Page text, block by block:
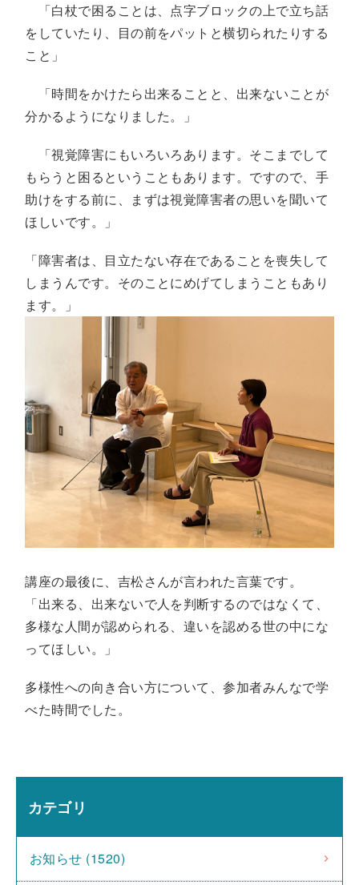
「白杖で困ることは、点字ブロックの上で立ち話
をしていたり、目の前をパットと横切られたりする
こと」
「時間をかけたら出来ることと、出来ないことが
分かるようになりました。」
「視覚障害にもいろいろあります。そこまでして
もらうと困るということもあります。ですので、手
助けをする前に、まずは視覚障害者の思いを聞いて
ほしいです。」
「障害者は、目立たない存在であることを喪失して
しまうんです。そのことにめげてしまうこともあり
ます。」
講座の最後に、吉松さんが言われた言葉です。
「出来る、出来ないで人を判断するのではなくて、
多様な人間が認められる、違いを認める世の中にな
ってほしい。」
多様性への向き合い方について、参加者みんなで学
べた時間でした。
カテゴリ
お知らせ (1520)